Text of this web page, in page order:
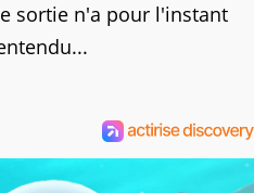
sortie n'a pour l'instant